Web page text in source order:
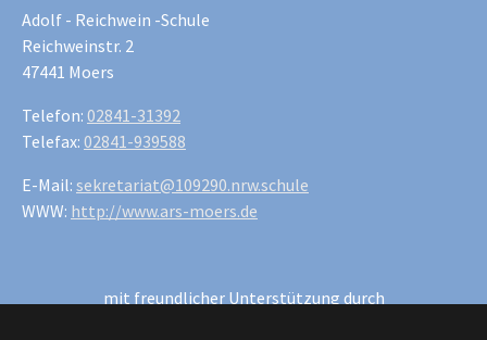
Adolf - Reichwein -Schule
Reichweinstr. 2
47441 Moers
Telefon: 02841-31392
Telefax: 02841-939588
E-Mail: sekretariat@109290.nrw.schule
WWW: http://www.ars-moers.de
mit freundlicher Unterstützung durch